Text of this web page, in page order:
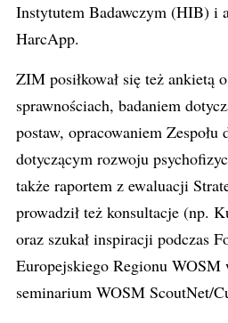
Instytutem Badawczym (HIB) i
HarcApp.
ZIM posiłkował się też ankietą
sprawnościach, badaniem
postaw, opracowaniem
dotyczącym rozwoju
także raportem z ewaluacji
prowadził też konsultacje (np.
oraz szukał inspiracji podczas
Europejskiego Regionu WOSM
seminarium WOSM ScoutNet/